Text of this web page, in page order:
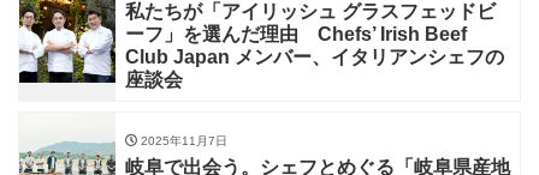
私たちが「アイリッシュ グラスフェッドビ
ーフ」を選んだ理由 Chefs’ Irish Beef
Club Japan メンバー、イタリアンシェフの
座談会
2025年11月7日
岐阜で出会う。シェフとめぐる「岐阜県産地